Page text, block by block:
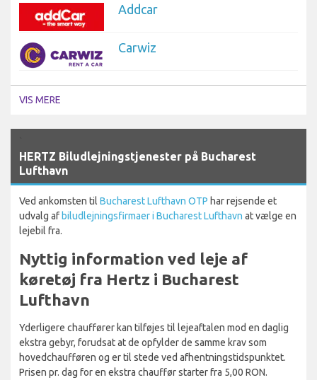
Addcar
Carwiz
VIS MERE
HERTZ Biludlejningstjenester på Bucharest
Lufthavn
Ved ankomsten til Bucharest Lufthavn OTP har rejsende et
udvalg afbiludlejningsfirmaer i Bucharest Lufthavn at vælge en
lejebil fra.
Nyttig information ved leje af
køretøj fra Hertz i Bucharest
Lufthavn
Yderligere chauffører kan tilføjes til lejeaftalen mod en daglig
ekstra gebyr, forudsat at de opfylder de samme krav som
hovedchaufføren og er til stede ved afhentningstidspunktet.
Prisen pr. dag for en ekstra chauffør starter fra 5,00 RON.